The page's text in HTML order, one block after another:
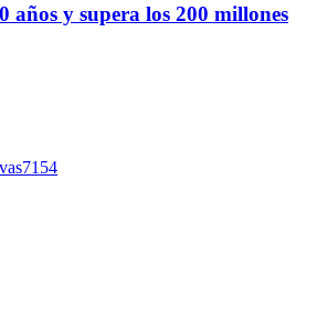
años y supera los 200 millones
7154